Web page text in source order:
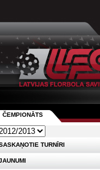
ČEMPIONĀTS
TURNĪRI